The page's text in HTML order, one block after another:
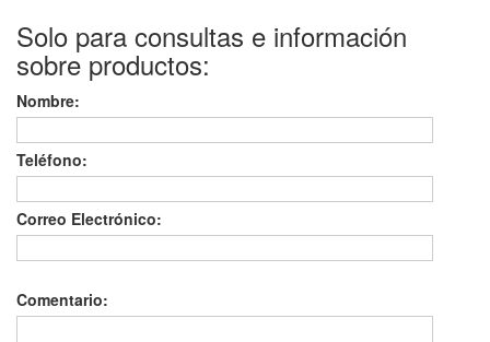
Solo para consultas e información
sobre productos:
Nombre:
Teléfono:
Correo Electrónico:
Comentario: